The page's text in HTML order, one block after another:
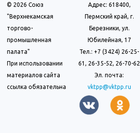
© 2026 Союз
"Верхнекамская
торгово-
промышленная
палата"
При использовании
материалов сайта
ссылка обязательна
Адрес: 618400,
Пермский край, г.
Березники, ул.
Юбилейная, 17
Тел.: +7 (3424) 26-25-
61, 26-35-52, 26-70-62
Эл. почта:
vktpp@vktpp.ru